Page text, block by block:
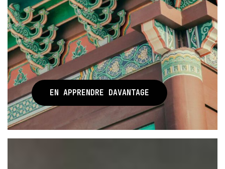
EN APPRENDRE DAVANTAGE